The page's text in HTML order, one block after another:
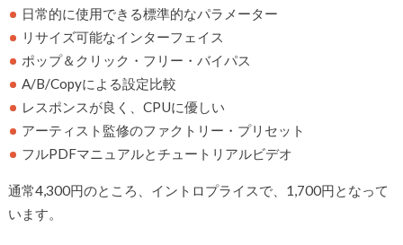
日常的に使用できる標準的なパラメーター
リサイズ可能なインターフェイス
ポップ＆クリック・フリー・バイパス
A/B/Copyによる設定比較
レスポンスが良く、CPUに優しい
アーティスト監修のファクトリー・プリセット
フルPDFマニュアルとチュートリアルビデオ
通常4,300円のところ、イントロプライスで、1,700円となって
います。